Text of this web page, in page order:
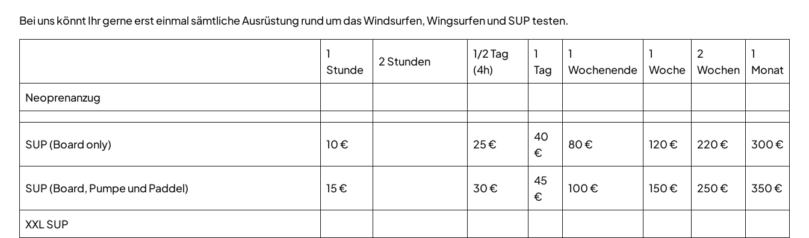
Bei uns könnt Ihr gerne erst einmal sämtliche Ausrüstung rund um das Windsurfen, Wingsurfen und SUP testen.
1
Stunde
2 Stunden
1/2 Tag
(4h)
1
Tag
1
Wochenende
1
Woche
2
Wochen
1
Monat
Neoprenanzug
SUP (Board only) 10 € 25 €
40
€
80 € 120 € 220 € 300 €
SUP (Board, Pumpe und Paddel) 15 € 30 €
45
€
100 € 150 € 250 € 350 €
XXL SUP